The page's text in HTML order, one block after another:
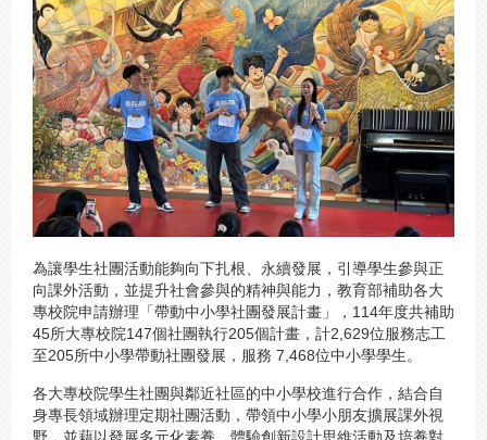
為讓學生社團活動能夠向下扎根、永續發展，引導學生參與正
向課外活動，並提升社會參與的精神與能力，教育部補助各大
專校院申請辦理「帶動中小學社團發展計畫」，114年度共補助
45所大專校院147個社團執行205個計畫，計2,629位服務志工
至205所中小學帶動社團發展，服務 7,468位中小學學生。
各大專校院學生社團與鄰近社區的中小學校進行合作，結合自
身專長領域辦理定期社團活動，帶領中小學小朋友擴展課外視
野，並藉以發展多元化素養、體驗創新設計思維活動及培養對